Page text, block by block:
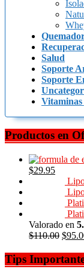
Salud
Soporte
Soporte
Productos en
$29.95
Valorado en
$110.00 $
Tips